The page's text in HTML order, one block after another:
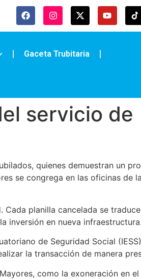
Gaceta Trubitaria
servicio de
quienes demuestran un
se congrega en las oficinas de
planilla cancelada se traduce
inversión en nueva infraestructura.
de Seguridad Social
la transacción de manera
como la exoneración en el